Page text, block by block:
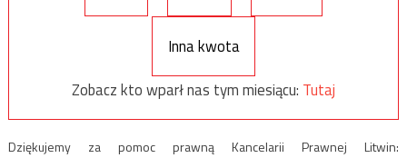
Inna kwota
Zobacz kto wparł nas tym miesiącu: Tutaj
Dziękujemy za pomoc prawną Kancelarii Prawnej Litwin: